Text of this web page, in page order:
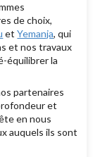
de choix,
etYemanja, qui
et nos travaux
équilibrer la
partenaires
et
en nous
auquels ils sont